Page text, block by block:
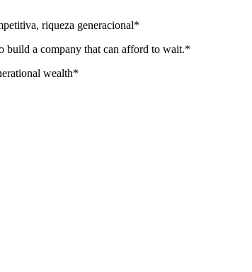
riqueza generacional*
build a company that can afford to wait.*
wealth*